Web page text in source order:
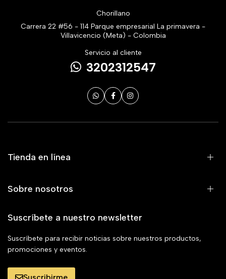
Chorillano
Carrera 22 #56 - 114 Parque empresarial La primavera -
Villavicencio (Meta) - Colombia
Servicio al cliente
3202312547
Tienda en línea
Sobre nosotros
Suscríbete a nuestro newsletter
Suscríbete para recibir noticias sobre nuestros productos,
promociones y eventos.